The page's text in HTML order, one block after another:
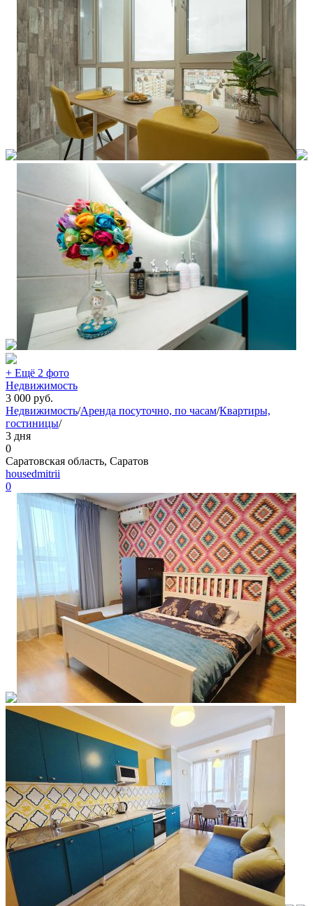
+ Ещё 2 фото
Недвижимость
3 000 руб.
Недвижимость/Аренда посуточно, по часам/Квартиры,
гостиницы/
3 дня
0
Саратовская область, Саратов
housedmitrii
0